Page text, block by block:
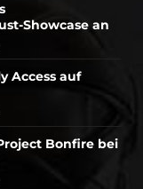
Showcase an
Access auf
Bonfire bei